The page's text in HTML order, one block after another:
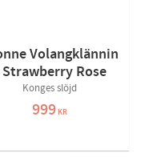
Volangklännin
Strawberry Rose
Konges slöjd
999KR